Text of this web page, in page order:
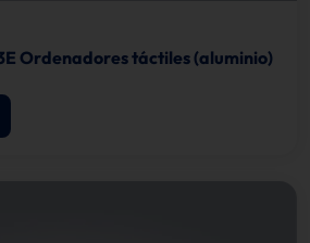
Ordenadores táctiles (aluminio)